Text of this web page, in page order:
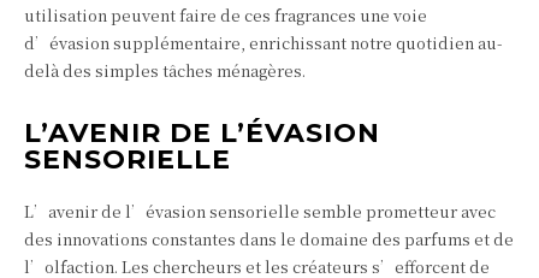
utilisation peuvent faire de ces fragrances une voie
d’évasion supplémentaire, enrichissant notre quotidien au-
delà des simples tâches ménagères.
L’AVENIR DE L’ÉVASION
SENSORIELLE
L’avenir de l’évasion sensorielle semble prometteur avec
des innovations constantes dans le domaine des parfums et de
l’olfaction. Les chercheurs et les créateurs s’efforcent de